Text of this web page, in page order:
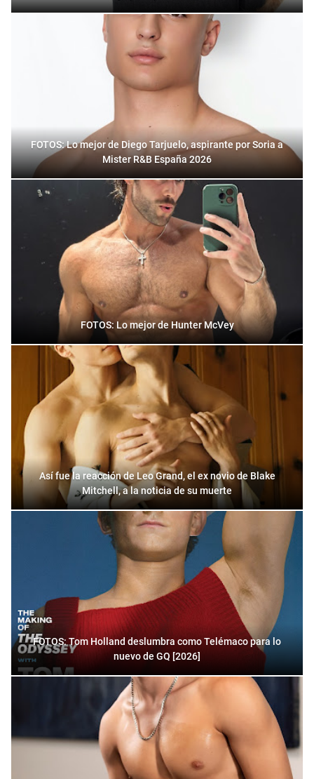
FOTOS: Lo mejor de Diego Tarjuelo, aspirante por Soria a
Mister R&B España 2026
FOTOS: Lo mejor de Hunter McVey
Así fue la reacción de Leo Grand, el ex novio de Blake
Mitchell, a la noticia de su muerte
FOTOS: Tom Holland deslumbra como Telémaco para lo
nuevo de GQ [2026]